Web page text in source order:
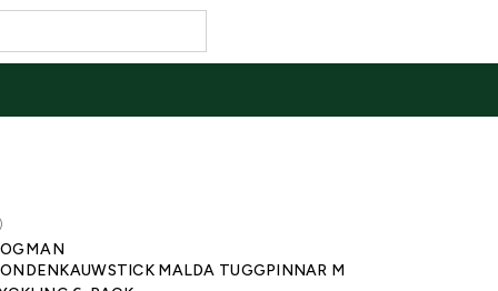
MALDA TUGGPINNAR M